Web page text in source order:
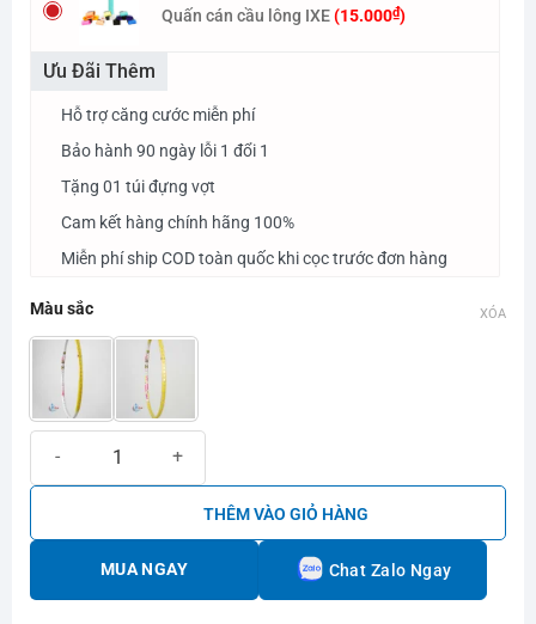
Quấn cán cầu lông IXE(15.000₫)
Ưu Đãi Thêm
Hỗ trợ căng cước miễn phí
Bảo hành 90 ngày lỗi 1 đổi 1
Tặng 01 túi đựng vợt
Cam kết hàng chính hãng 100%
Miễn phí ship COD toàn quốc khi cọc trước đơn hàng
Màu sắc XÓA
THÊM VÀO GIỎ HÀNG
MUA NGAY Chat Zalo Ngay